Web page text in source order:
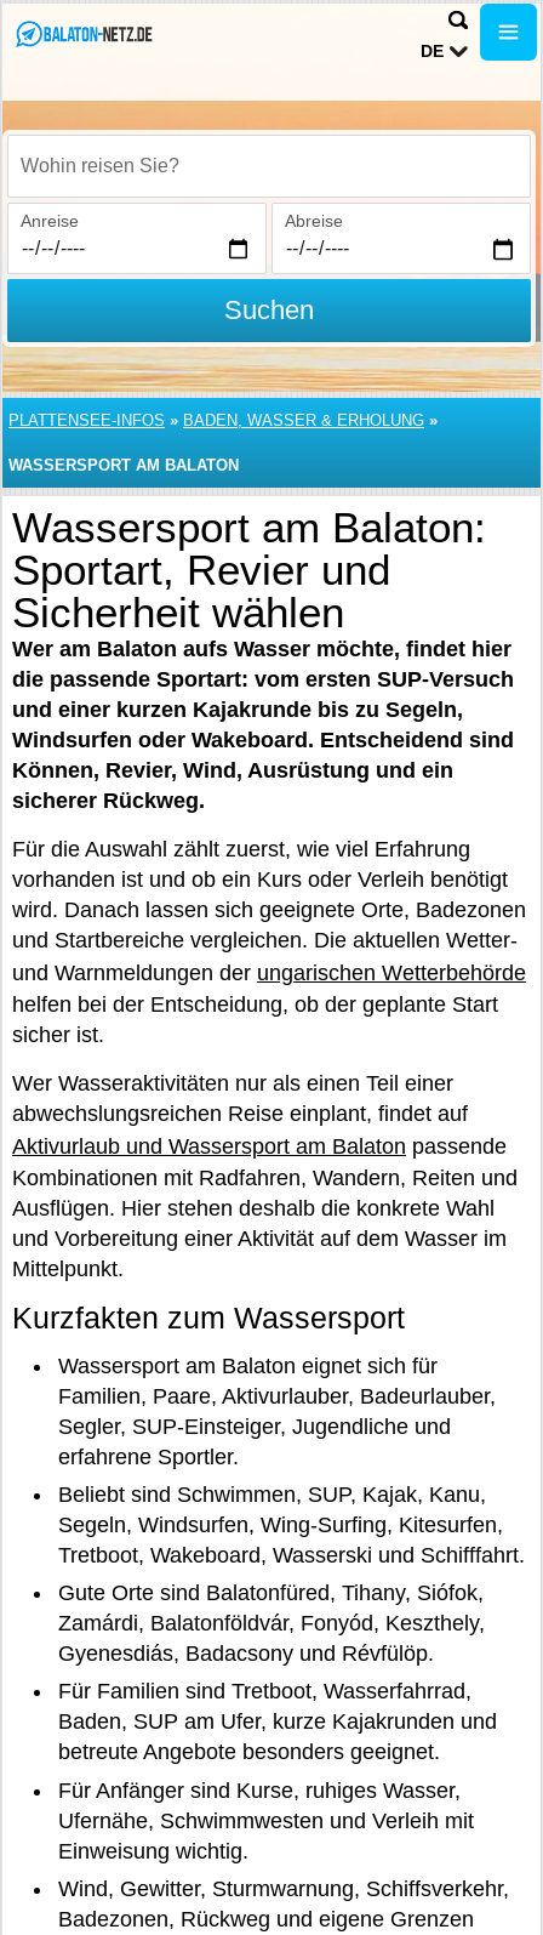
DE
Wohin reisen Sie?
Anreise Abreise
Suchen
PLATTENSEE-INFOS » BADEN, WASSER & ERHOLUNG »
WASSERSPORT AM BALATON
Wassersport am Balaton:
Sportart, Revier und
Sicherheit wählen
Wer am Balaton aufs Wasser möchte, findet hier
die passende Sportart: vom ersten SUP-Versuch
und einer kurzen Kajakrunde bis zu Segeln,
Windsurfen oder Wakeboard. Entscheidend sind
Können, Revier, Wind, Ausrüstung und ein
sicherer Rückweg.
Für die Auswahl zählt zuerst, wie viel Erfahrung
vorhanden ist und ob ein Kurs oder Verleih benötigt
wird. Danach lassen sich geeignete Orte, Badezonen
und Startbereiche vergleichen. Die aktuellen Wetter-
und Warnmeldungen der ungarischen Wetterbehörde
helfen bei der Entscheidung, ob der geplante Start
sicher ist.
Wer Wasseraktivitäten nur als einen Teil einer
abwechslungsreichen Reise einplant, findet auf
Aktivurlaub und Wassersport am Balaton passende
Kombinationen mit Radfahren, Wandern, Reiten und
Ausflügen. Hier stehen deshalb die konkrete Wahl
und Vorbereitung einer Aktivität auf dem Wasser im
Mittelpunkt.
Kurzfakten zum Wassersport
Wassersport am Balaton eignet sich für
Familien, Paare, Aktivurlauber, Badeurlauber,
Segler, SUP-Einsteiger, Jugendliche und
erfahrene Sportler.
Beliebt sind Schwimmen, SUP, Kajak, Kanu,
Segeln, Windsurfen, Wing-Surfing, Kitesurfen,
Tretboot, Wakeboard, Wasserski und Schifffahrt.
Gute Orte sind Balatonfüred, Tihany, Siófok,
Zamárdi, Balatonföldvár, Fonyód, Keszthely,
Gyenesdiás, Badacsony und Révfülöp.
Für Familien sind Tretboot, Wasserfahrrad,
Baden, SUP am Ufer, kurze Kajakrunden und
betreute Angebote besonders geeignet.
Für Anfänger sind Kurse, ruhiges Wasser,
Ufernähe, Schwimmwesten und Verleih mit
Einweisung wichtig.
Wind, Gewitter, Sturmwarnung, Schiffsverkehr,
Badezonen, Rückweg und eigene Grenzen